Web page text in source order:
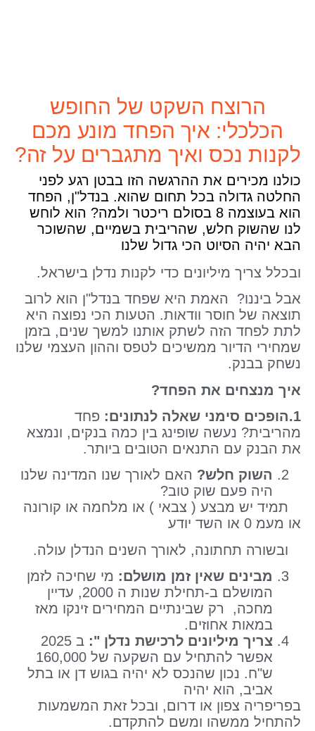
הרוצח השקט של החופש
הכלכלי: איך הפחד מונע מכם
לקנות נכס ואיך מתגברים על זה?
כולנו מכירים את ההרגשה הזו בבטן רגע לפני
החלטה גדולה בכל תחום שהוא. בנדל"ן, הפחד
הוא בעוצמה 8 בסולם ריכטר ולמה? הוא לוחש
לנו שהשוק חלש, שהריבית בשמיים, שהשוכר
הבא יהיה הסיוט הכי גדול שלנו
ובכלל צריך מיליונים כדי לקנות נדלן בישראל.
אבל ביננו? האמת היא שפחד בנדל"ן הוא לרוב
תוצאה של חוסר וודאות. הטעות הכי נפוצה היא
לתת לפחד הזה לשתק אותנו למשך שנים, בזמן
שמחירי הדיור ממשיכים לטפס וההון העצמי שלנו
נשחק בבנק.
איך מנצחים את הפחד?
1.הופכים סימני שאלה לנתונים:
פחד
מהריבית? נעשה שופינג בין כמה בנקים, ונמצא
את הבנק עם התנאים הטובים ביותר.
השוק חלש? האם לאורך שנו המדינה שלנו
היה פעם שוק טוב?
תמיד יש מבצע ( צבאי ) או מלחמה או קורונה
או מעמ 0 או השד יודע
ובשורה תחתונה, לאורך השנים הנדלן עולה.
מבינים שאין זמן מושלם: מי שחיכה לזמן
המושלם ב-תחילת שנות ה 2000, עדיין
מחכה, רק שבינתיים המחירים זינקו מאז
במאות אחוזים.
צריך מיליונים לרכישת נדלן ":
ב 2025
אפשר להתחיל עם השקעה של 160,000
ש"ח. נכון שהנכס לא יהיה בגוש דן או בתל
אביב, הוא יהיה
בפריפריה צפון או דרום, ובכל זאת המשמעות
להתחיל ממשהו ומשם להתקדם.